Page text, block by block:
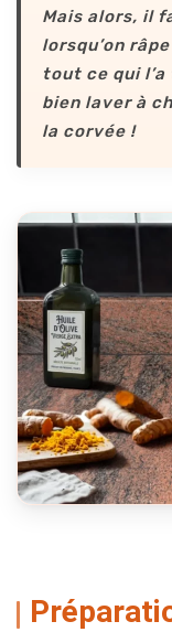
Mais alors, il
lorsqu’on
tout ce qui
bien laver à
la corvée !